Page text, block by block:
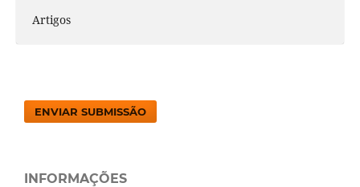
Artigos
ENVIAR SUBMISSÃO
INFORMAÇÕES